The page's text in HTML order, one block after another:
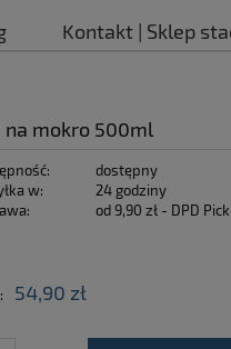
Kontakt | Sklep
mokro 500ml
dostępny
w:
24 godziny
od 9,90 zł - DPD
54,90 zł